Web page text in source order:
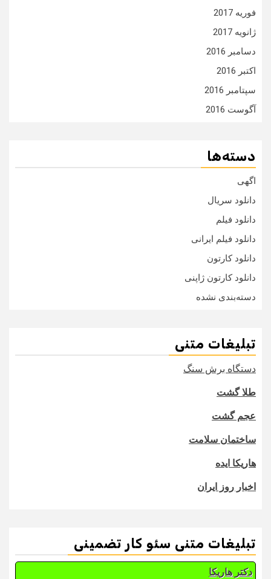
فوریه 2017
ژانویه 2017
دسامبر 2016
اکتبر 2016
سپتامبر 2016
آگوست 2016
دسته‌ها
اگهی
دانلود سریال
دانلود فیلم
دانلود فیلم ایرانی
دانلود کارتون
دانلود کارتون ژاپنی
دسته‌بندی نشده
تبلیغات متنی
دستگاه برش سنگ
طلا گشت
عجم گشت
ساختمان سلامت
هاریکا ایده
اخبار روز ایران
تبلیغات متنی سئو کار تضمینی
دکتر هاریکا